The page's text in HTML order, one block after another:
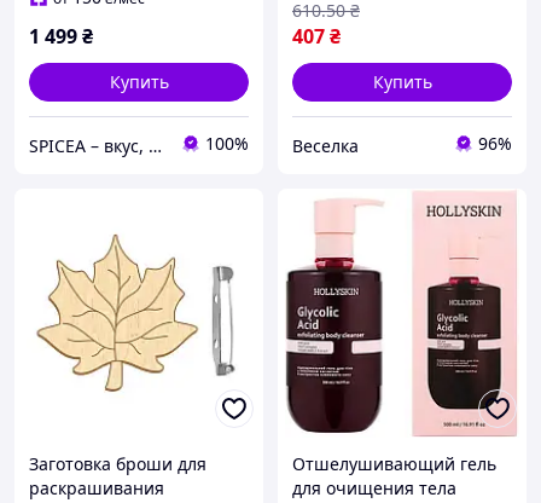
1 499₴
Купить
SPICEA – вкус, который вдохновляет на кулинарные шедевры! 100%
407₴
610.50 ₴
Купить
Веселка 96%
Заготовка броши для
раскрашивания
Отшелушивающий гель
для очищения тела